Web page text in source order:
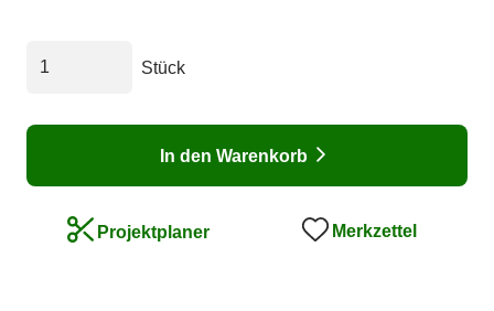
Stück
In den Warenkorb
Projektplaner Merkzettel